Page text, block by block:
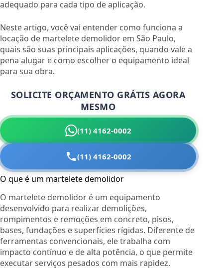
adequado para cada tipo de aplicação.
Neste artigo, você vai entender como funciona a
locação de martelete demolidor em São Paulo,
quais são suas principais aplicações, quando vale a
pena alugar e como escolher o equipamento ideal
para sua obra.
SOLICITE ORÇAMENTO GRÁTIS AGORA
MESMO
(11) 4162-0002
(11) 4162-0002
O que é um martelete demolidor
O martelete demolidor é um equipamento
desenvolvido para realizar demolições,
rompimentos e remoções em concreto, pisos,
bases, fundações e superfícies rígidas. Diferente de
ferramentas convencionais, ele trabalha com
impacto contínuo e de alta potência, o que permite
executar serviços pesados com mais rapidez.